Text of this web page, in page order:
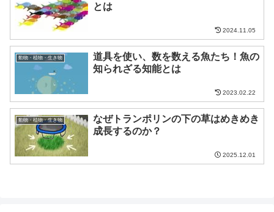
とは
2024.11.05
動物・植物・生き物
道具を使い、数を数える魚たち！魚の
知られざる知能とは
2023.02.22
動物・植物・生き物
なぜトランポリンの下の草はめきめき
成長するのか？
2025.12.01